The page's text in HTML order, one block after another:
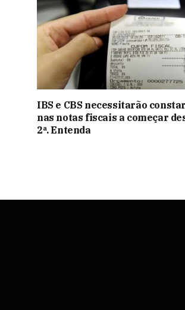
IBS e CBS necessitarão constar
nas notas fiscais a começar
2ª. Entenda